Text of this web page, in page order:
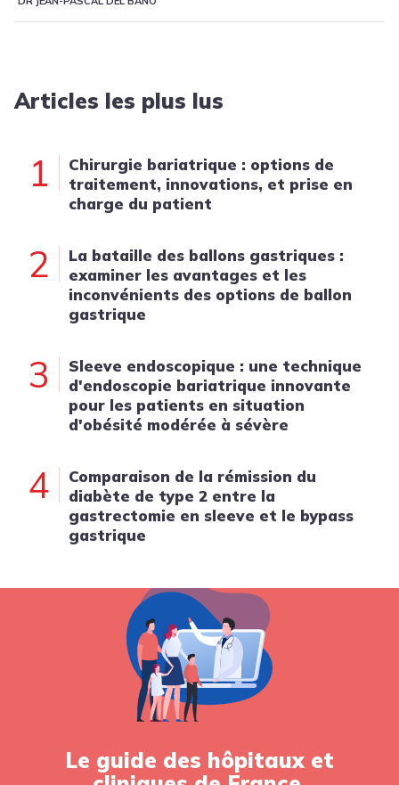
Articles les plus lus
1
Chirurgie bariatrique : options de
traitement, innovations, et prise en
charge du patient
2
La bataille des ballons gastriques :
examiner les avantages et les
inconvénients des options de ballon
gastrique
3
Sleeve endoscopique : une technique
d'endoscopie bariatrique innovante
pour les patients en situation
d'obésité modérée à sévère
4
Comparaison de la rémission du
diabète de type 2 entre la
gastrectomie en sleeve et le bypass
gastrique
Le guide des hôpitaux et